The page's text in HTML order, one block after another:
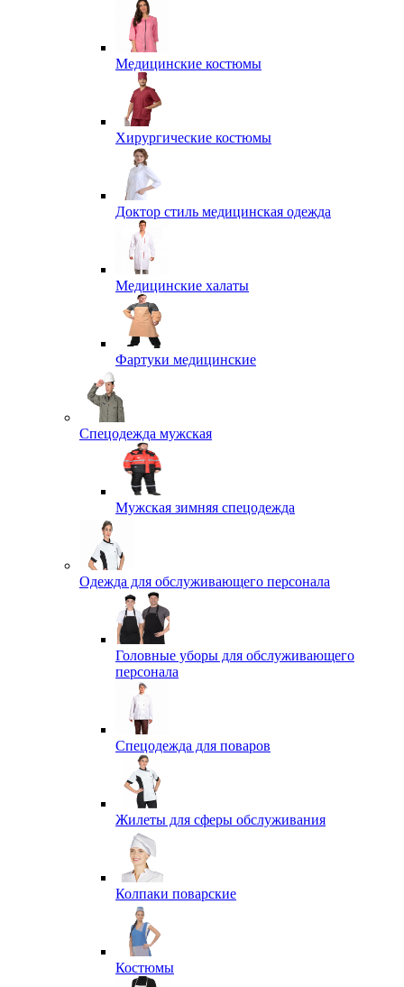
Медицинские костюмы
Хирургические костюмы
Доктор стиль медицинская одежда
Медицинские халаты
Фартуки медицинские
Спецодежда мужская
Мужская зимняя спецодежда
Одежда для обслуживающего персонала
Головные уборы для обслуживающего
персонала
Спецодежда для поваров
Жилеты для сферы обслуживания
Колпаки поварские
Костюмы